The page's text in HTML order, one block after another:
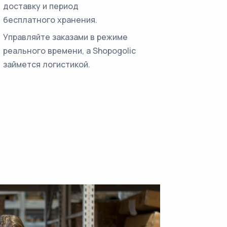
доставку и период
бесплатного хранения.
Управляйте заказами в режиме
реального времени, а Shopogolic
займется логистикой.